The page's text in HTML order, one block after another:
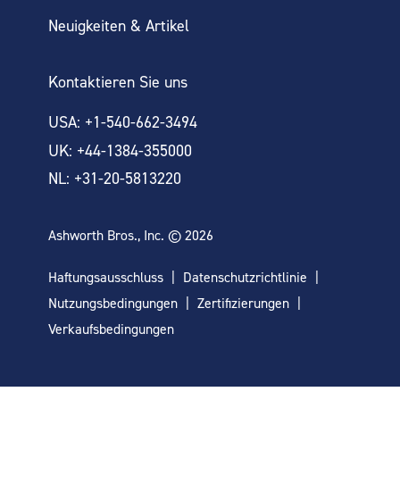
Neuigkeiten & Artikel
Kontaktieren Sie uns
USA: +1-540-662-3494
UK: +44-1384-355000
NL: +31-20-5813220
Ashworth Bros., Inc. © 2026
Haftungsausschluss
Datenschutzrichtlinie
Nutzungsbedingungen
Zertifizierungen
Verkaufsbedingungen